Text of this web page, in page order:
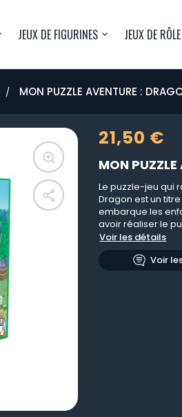
JEUX DE FIGURINES JEUX DE RÔLE
MON PUZZLE AVENTURE :
21,50 €
MON
Le puzzle-jeu qui
Dragon est un
embarque les
avoir réaliser le
Voir les détails
Voir